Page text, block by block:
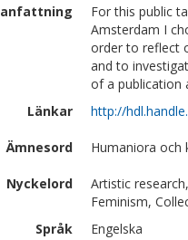
For this public
Amsterdam I
order to reflect
and to
of a publication
Länkar
http://
Ämnesord Humaniora
Nyckelord
Artistic
Feminism,
Språk
Engelska